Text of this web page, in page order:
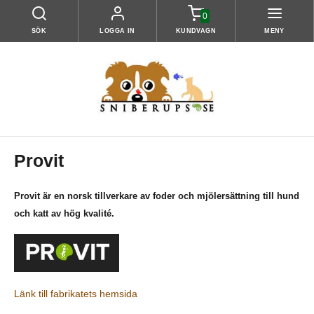
SÖK LOGGA IN
0
KUNDVAGN MENY
Provit
Provit är en norsk tillverkare av foder och mjölersättning till hund
och katt av hög kvalité.
Länk till fabrikatets hemsida